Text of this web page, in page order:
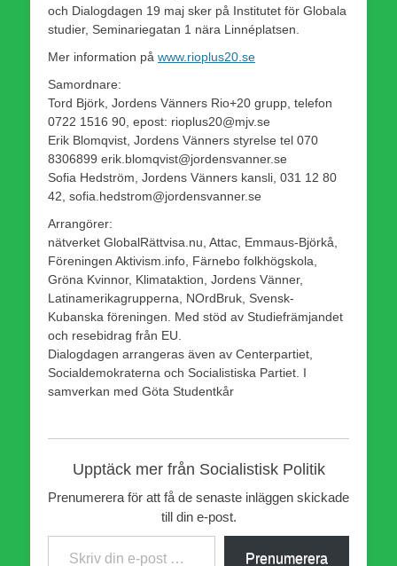
och Dialogdagen 19 maj sker på Institutet för Globala
studier, Seminariegatan 1 nära Linnéplatsen.
Mer information på www.rioplus20.se
Samordnare:
Tord Björk, Jordens Vänners Rio+20 grupp, telefon
0722 1516 90, epost: rioplus20@mjv.se
Erik Blomqvist, Jordens Vänners styrelse tel 070
8306899 erik.blomqvist@jordensvanner.se
Sofia Hedström, Jordens Vänners kansli, 031 12 80
42, sofia.hedstrom@jordensvanner.se
Arrangörer:
nätverket GlobalRättvisa.nu, Attac, Emmaus-Björkå,
Föreningen Aktivism.info, Färnebo folkhögskola,
Gröna Kvinnor, Klimataktion, Jordens Vänner,
Latinamerikagrupperna, NOrdBruk, Svensk-
Kubanska föreningen. Med stöd av Studiefrämjandet
och resebidrag från EU.
Dialogdagen arrangeras även av Centerpartiet,
Socialdemokraterna och Socialistiska Partiet. I
samverkan med Göta Studentkår
Upptäck mer från Socialistisk Politik
Prenumerera för att få de senaste inläggen skickade
till din e-post.
Skriv din e-post …
Prenumerera